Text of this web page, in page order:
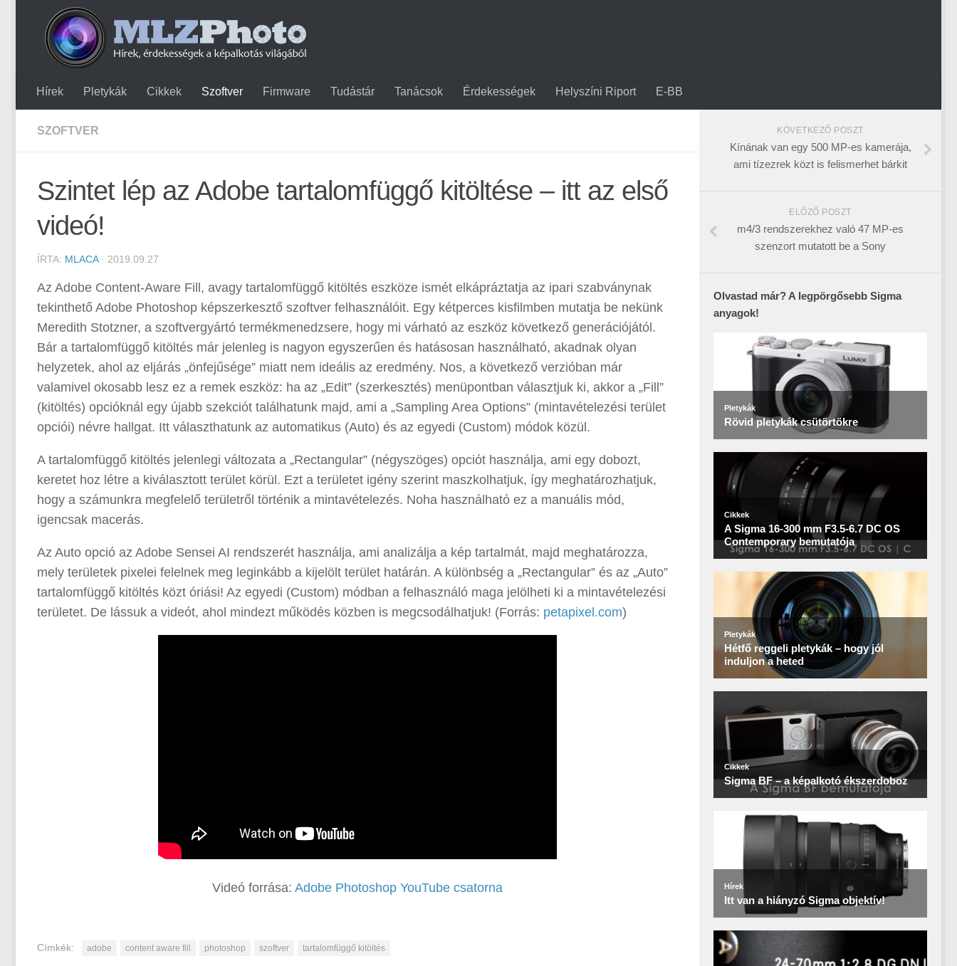
Hírek Pletykák Cikkek Szoftver Firmware Tudástár Tanácsok Érdekességek Helyszíni Riport E-BB
SZOFTVER
Szintet lép az Adobe tartalomfüggő kitöltése – itt az első
videó!
ÍRTA: MLACA· 2019.09.27
Az Adobe Content-Aware Fill, avagy tartalomfüggő kitöltés eszköze ismét elkápráztatja az ipari szabványnak
tekinthető Adobe Photoshop képszerkesztő szoftver felhasználóit. Egy kétperces kisfilmben mutatja be nekünk
Meredith Stotzner, a szoftvergyártó termékmenedzsere, hogy mi várható az eszköz következő generációjától.
Bár a tartalomfüggő kitöltés már jelenleg is nagyon egyszerűen és hatásosan használható, akadnak olyan
helyzetek, ahol az eljárás „önfejűsége” miatt nem ideális az eredmény. Nos, a következő verzióban már
valamivel okosabb lesz ez a remek eszköz: ha az „Edit” (szerkesztés) menüpontban választjuk ki, akkor a „Fill”
(kitöltés) opcióknál egy újabb szekciót találhatunk majd, ami a „Sampling Area Options” (mintavételezési terület
opciói) névre hallgat. Itt választhatunk az automatikus (Auto) és az egyedi (Custom) módok közül.
A tartalomfüggő kitöltés jelenlegi változata a „Rectangular” (négyszöges) opciót használja, ami egy dobozt,
keretet hoz létre a kiválasztott terület körül. Ezt a területet igény szerint maszkolhatjuk, így meghatározhatjuk,
hogy a számunkra megfelelő területről történik a mintavételezés. Noha használható ez a manuális mód,
igencsak macerás.
Az Auto opció az Adobe Sensei AI rendszerét használja, ami analizálja a kép tartalmát, majd meghatározza,
mely területek pixelei felelnek meg leginkább a kijelölt terület határán. A különbség a „Rectangular” és az „Auto”
tartalomfüggő kitöltés közt óriási! Az egyedi (Custom) módban a felhasználó maga jelölheti ki a mintavételezési
területet. De lássuk a videót, ahol mindezt működés közben is megcsodálhatjuk! (Forrás: petapixel.com)
Videó forrása: Adobe Photoshop YouTube csatorna
Címkék: adobe content aware fill photoshop szoftver tartalomfüggő kitöltés
KÖVETKEZŐ POSZT
Kínának van egy 500 MP-es kamerája,
ami tízezrek közt is felismerhet bárkit
ELŐZŐ POSZT
m4/3 rendszerekhez való 47 MP-es
szenzort mutatott be a Sony
Olvastad már? A legpörgősebb Sigma
anyagok!